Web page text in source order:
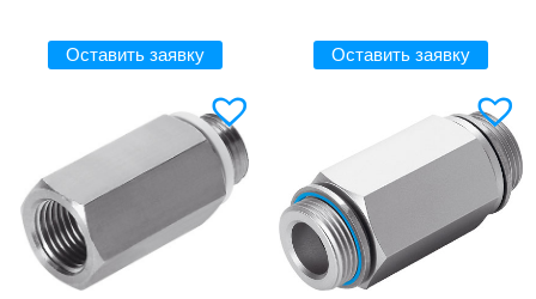
Оставить заявку Оставить заявку